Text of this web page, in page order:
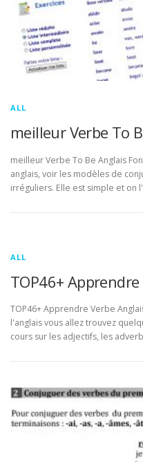
ALL
meilleur Verbe To
meilleur Verbe To Be Anglais
anglais, voir les modèles de
irréguliers. Elle est simple et on
ALL
TOP46+
TOP46+ Apprendre Verbe
l'anglais vous allez trouvez
cours sur les adjectifs, les